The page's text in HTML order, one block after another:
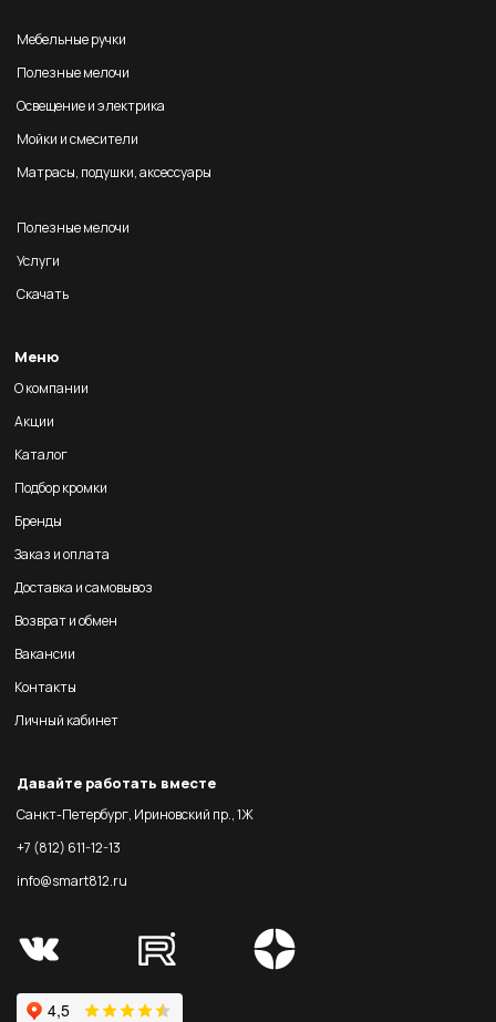
Мебельные ручки
Полезные мелочи
Освещение и электрика
Мойки и смесители
Матрасы, подушки, аксессуары
Полезные мелочи
Услуги
Скачать
Меню
О компании
Акции
Каталог
Подбор кромки
Бренды
Заказ и оплата
Доставка и самовывоз
Возврат и обмен
Вакансии
Контакты
Личный кабинет
Давайте работать вместе
Санкт-Петербург, Ириновский пр., 1Ж
+7 (812) 611-12-13
info@smart812.ru